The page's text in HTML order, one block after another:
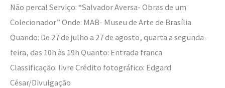
Não perca! Serviço: “Salvador Aversa- Obras de um
Colecionador” Onde: MAB- Museu de Arte de Brasília
Quando: De 27 de julho a 27 de agosto, quarta a segunda-
feira, das 10h às 19h Quanto: Entrada franca
Classificação: livre Crédito fotográfico: Edgard
César/Divulgação